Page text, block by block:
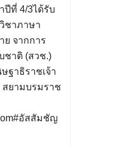
ที่ 4/3ได้รับ
ชาภาษา
จากการ
ชาติ (สวช.)
ฐาธิราชเจ้า
สยามบรมราช
อัสสัมชัญ